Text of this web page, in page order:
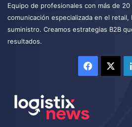
Equipo de profesionales con más de
comunicación especializada en el retail,
suministro. Creamos estrategias B2B
resultados.